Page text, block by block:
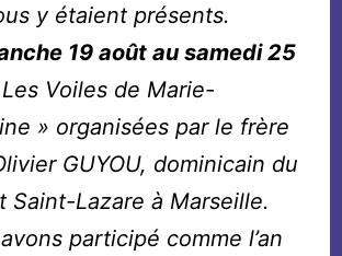
y étaient présents.
19 août au samedi 25
Voiles de Marie-
» organisées par le frère
GUYOU, dominicain du
Saint-Lazare à Marseille.
participé comme l’an